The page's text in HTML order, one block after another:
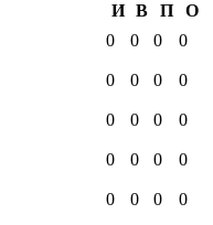
И В П
О
0 0 0 0
0 0 0 0
0 0 0 0
0 0 0 0
0 0 0 0